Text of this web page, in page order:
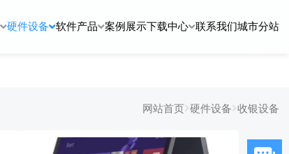
硬件设备 软件产品 案例展示下载中心 联系我们城市分站
网站首页 硬件设备 收银设备